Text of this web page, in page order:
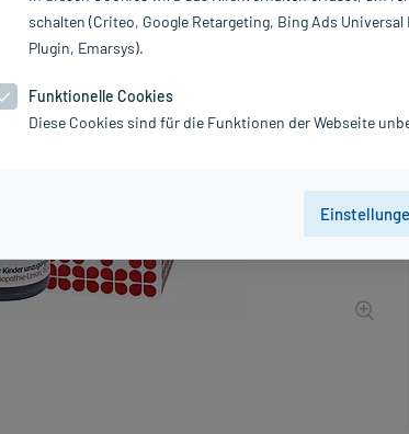
schalten (Criteo, Google Retargeting, Bing Ads
Plugin, Emarsys).
Funktionelle Cookies
Diese Cookies sind für die Funktionen der Webseite